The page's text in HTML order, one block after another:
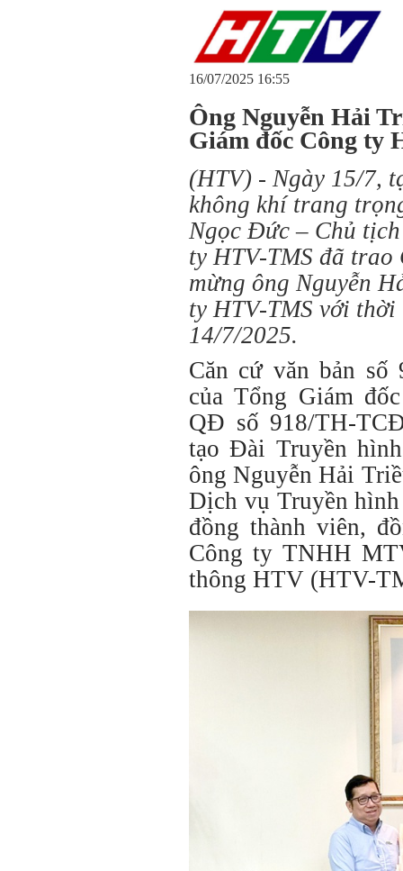
16/07/2025 16:55
Ông Nguyễn Hải
Giám đốc Công ty
(HTV) - Ngày 15/7,
không khí trang
Ngọc Đức – Chủ
ty HTV-TMS đã trao
mừng ông Nguyễn
ty HTV-TMS với thời
14/7/2025.
Căn cứ văn bản số
của Tổng Giám
QĐ số 918/TH-
tạo Đài Truyền
ông Nguyễn Hải
Dịch vụ Truyền
đồng thành viên,
Công ty TNHH
thông HTV (HTV-